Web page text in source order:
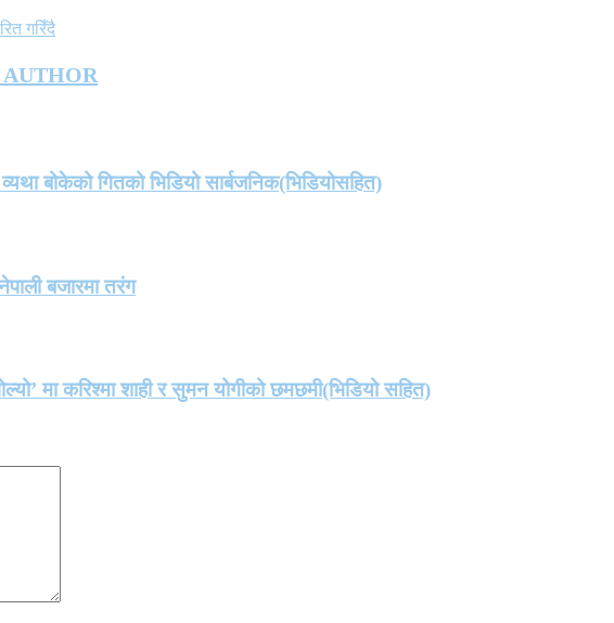
गरिँदै
बोकेको गितको भिडियो सार्बजनिक(भिडियोसहित)
बजारमा तरंग
मा करिश्मा शाही र सुमन योगीको छमछमी(भिडियो सहित)